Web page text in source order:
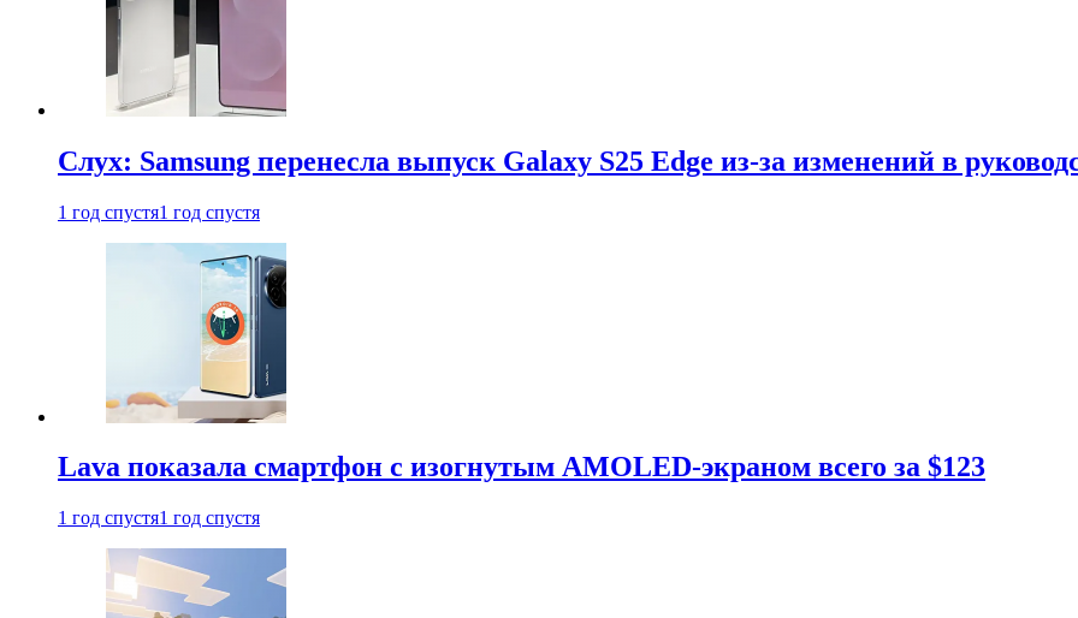
Слух: Samsung перенесла выпуск Galaxy S25 Edge из-за изменений в
1 год спустя1 год спустя
Lava показала смартфон с изогнутым AMOLED-экраном всего за $123
1 год спустя1 год спустя